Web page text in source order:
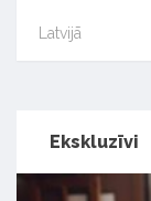
Latvijā
Ekskluzīvi